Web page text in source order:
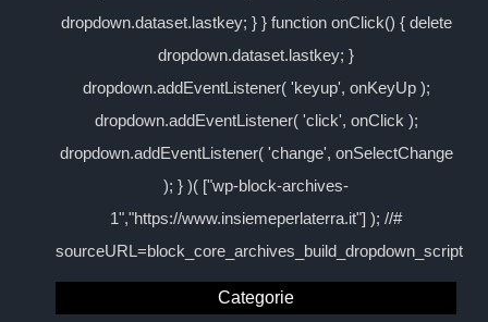
dropdown.dataset.lastkey; } } function onClick() { delete
dropdown.dataset.lastkey; }
dropdown.addEventListener( 'keyup', onKeyUp );
dropdown.addEventListener( 'click', onClick );
dropdown.addEventListener( 'change', onSelectChange
); } )( ["wp-block-archives-
1","https://www.insiemeperlaterra.it"] ); //#
sourceURL=block_core_archives_build_dropdown_script
Categorie